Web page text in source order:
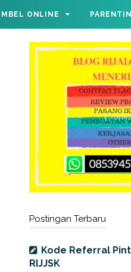
ONLINE
Postingan Terbaru
Kode Referral
RIJJSK